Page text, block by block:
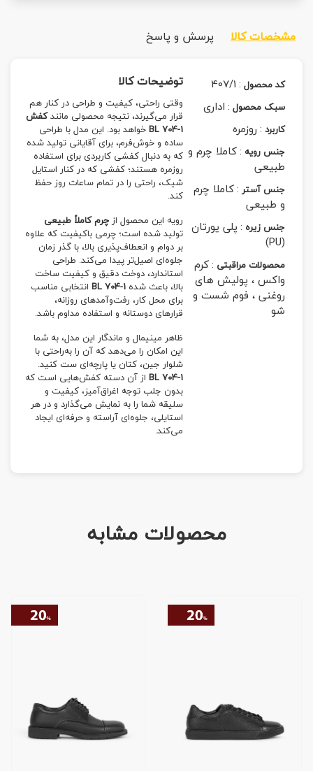
مشخصات کالا پرسش و پاسخ
کد محصول :
407/1
سبک محصول :اداری
کاربرد :روزمره
جنس رویه :کاملا چرم و
طبیعی
جنس آستر :کاملا چرم
و طبیعی
جنس زیره :پلی یورتان
(PU)
محصولات مراقبتی :کرم
واکس ، پولیش های
روغنی ، فوم شست و
شو
توضیحات کالا
وقتی راحتی، کیفیت و طراحی در کنار هم
قرار می‌گیرند، نتیجه محصولی مانندکفش
BL 704-1خواهد بود. این مدل با طراحی
ساده و خوش‌فرم، برای آقایانی تولید شده
که به دنبال کفشی کاربردی برای استفاده
روزمره هستند؛ کفشی که در کنار استایل
شیک، راحتی را در تمام ساعات روز حفظ
کند.
رویه این محصول ازچرم کاملاً طبیعی
تولید شده است؛ چرمی باکیفیت که علاوه
بر دوام و انعطاف‌پذیری بالا، با گذر زمان
جلوه‌ای اصیل‌تر پیدا می‌کند. طراحی
استاندارد، دوخت دقیق و کیفیت ساخت
بالا، باعث شدهBL 704-1 انتخابی مناسب
برای محل کار، رفت‌وآمدهای روزانه،
قرارهای دوستانه و استفاده مداوم باشد.
ظاهر مینیمال و ماندگار این مدل، به شما
این امکان را می‌دهد که آن را به‌راحتی با
شلوار جین، کتان یا پارچه‌ای ست کنید.
BL 704-1 از آن دسته کفش‌هایی است که
بدون جلب توجه اغراق‌آمیز، کیفیت و
سلیقه شما را به نمایش می‌گذارد و در هر
استایلی، جلوه‌ای آراسته و حرفه‌ای ایجاد
می‌کند.
محصولات مشابه